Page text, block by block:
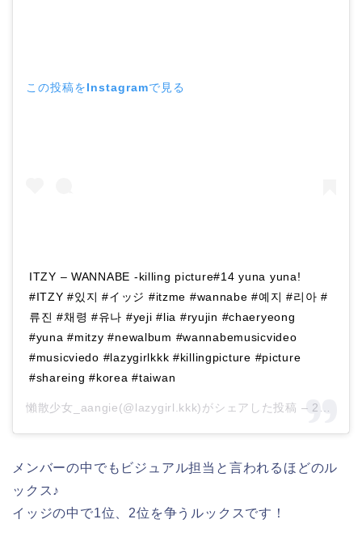
この投稿をInstagramで見る
ITZY – WANNABE -killing picture#14 yuna yuna!
#ITZY #있지 #イッジ #itzme #wannabe #예지 #리아 #
류진 #채령 #유나 #yeji #lia #ryujin #chaeryeong
#yuna #mitzy #newalbum #wannabemusicvideo
#musicviedo #lazygirlkkk #killingpicture #picture
#shareing #korea #taiwan
懶散少女_aangie(@lazygirl.kkk)がシェアした投稿 – 2020年 3月月13日午前6時12分PDT
メンバーの中でもビジュアル担当と言われるほどのル
ックス♪
イッジの中で1位、2位を争うルックスです！